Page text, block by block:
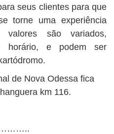
seus clientes para que
torne uma experiência
são variados,
horário, e podem ser
de Nova Odessa fica
km 116.